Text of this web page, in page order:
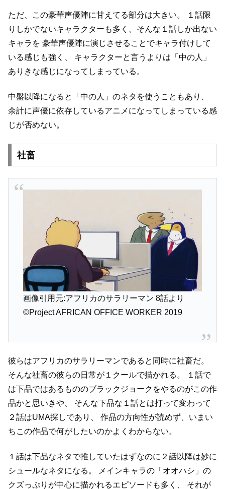
ただ、この豪華声優陣に甘えてる部分は大きい。
１話限
りしかでないキャラクターも多く、そんな１話しか出ない
キャラを 豪華声優陣に演じさせることでキャラ付けして
いる感じも強く、
キャラクターと言うよりは「中の人」
ありきな感じになってしまっている。
中盤以降になると「中の人」のネタを使うこともあり、
余計に声優に依存しているアニメになってしまっている感
じが否めない。
社畜
画像引用元:アフリカのサラリーマン 8話より
©Project AFRICAN OFFICE WORKER 2019
彼らはアフリカのサラリーマンであると同時に社畜だ。
そんな社畜の彼らの日常が１クールで描かれる。
１話で
は下品ではあるもののブラックジョークをやるのがこの作
品かと思いきや、
そんな下品な１話とは打って変わって
２話はUMA探しであり、
作品の方向性が読めず、いまい
ちこの作品で何がしたいのかよくわからない。
１話は下品なネタで推していたはずなのに２話以降は妙に
シュールなネタになる。
メインキャラの「オオハシ」の
クズっぷりが中心に描かれるエピソードも多く、
それが